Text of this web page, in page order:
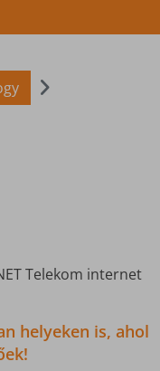
Telekom internet
helyeken is, ahol